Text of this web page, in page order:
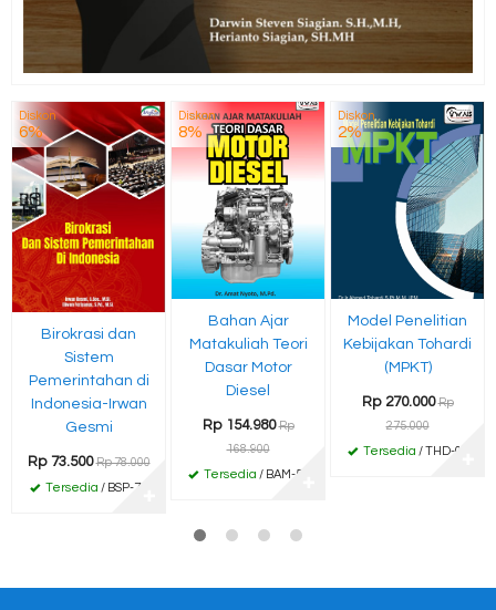
Diskon
6%
Birokrasi dan
Sistem
Pemerintahan di
Indonesia-Irwan
Gesmi
Rp 73.500 Rp 78.000
Tersedia / BSP-78
Diskon
8%
Bahan Ajar
Matakuliah Teori
Dasar Motor
Diesel
Rp 154.980 Rp
168.900
Tersedia / BAM-56
Diskon
2%
Model Penelitian
Kebijakan Tohardi
(MPKT)
Rp 270.000 Rp
275.000
Tersedia / THD-02